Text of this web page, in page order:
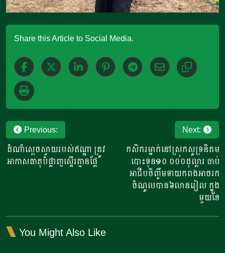
Share this Article to Social Media.
Post
navigation
Previous:
ដំណាំស្តេចស្វាយរបស់ឥណ្ឌា ត្រូវ
អាកាសធាតុបំផ្លាញស្ទើរគ្មានផ្លែ
Next:
កសិករម្នាក់នៅស្រុកសូទ្រនិគម
បោះទុន១០ ០០០ដុល្លារ ចាប់
អាជីបចិញ្ចឹមទាយកពងអាចរក
ចំណូលបាន៦លានរៀល ក្នុង
មួយខែ
You Might Also Like